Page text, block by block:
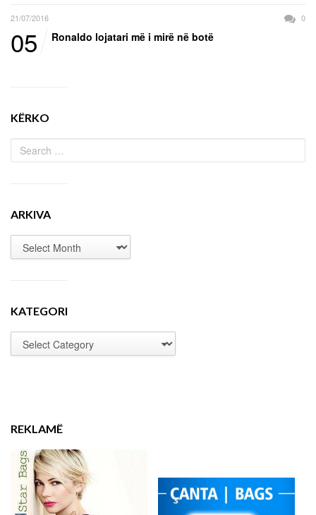
21/07/2016 0
05 Ronaldo lojatari më i mirë në botë
KËRKO
ARKIVA
KATEGORI
REKLAMË